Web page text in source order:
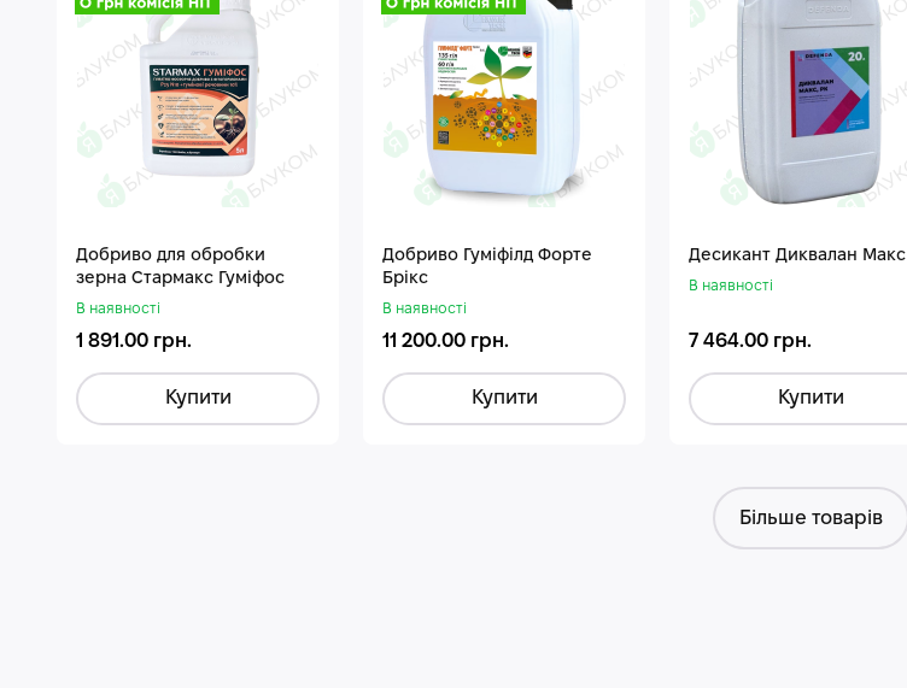
Добриво для обробки
зерна Стармакс Гуміфос
В наявності
1 891.00 грн.
Купити
Добриво Гуміфілд Форте
Брікс
В наявності
11 200.00 грн.
Купити
Десикант Диквалан Макс
В наявності
7 464.00 грн.
Купити
Більше товарів